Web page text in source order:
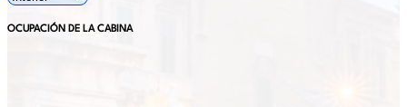
OCUPACIÓN DE LA CABINA